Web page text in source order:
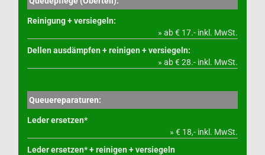
Reinigung + versiegeln:
» ab € 17.- inkl. MwSt.
Dellen ausdämpfen + reinigen + versiegeln:
» ab € 28.- inkl. MwSt.
Queuereparaturen:
Leder ersetzen*
» € 18,- inkl. MwSt.
Leder ersetzen* + reinigen + versiegeln